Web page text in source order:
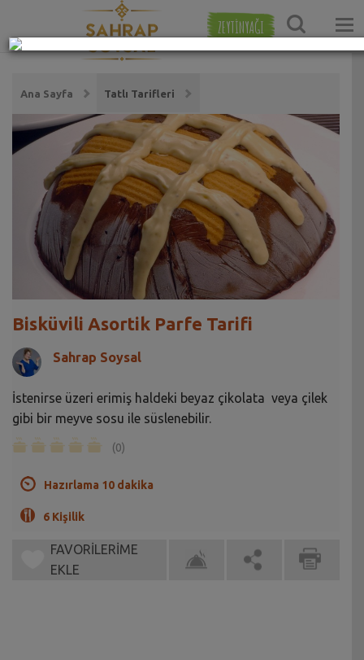
ZEYTİNYAĞI
Ana Sayfa Tatlı Tarifleri
Bisküvili Asortik Parfe Tarifi
Sahrap Soysal
İstenirse üzeri erimiş haldeki beyaz çikolata veya çilek
gibi bir meyve sosu ile süslenebilir.
(0)
Hazırlama 10 dakika
6 Kişilik
FAVORİLERİME
EKLE